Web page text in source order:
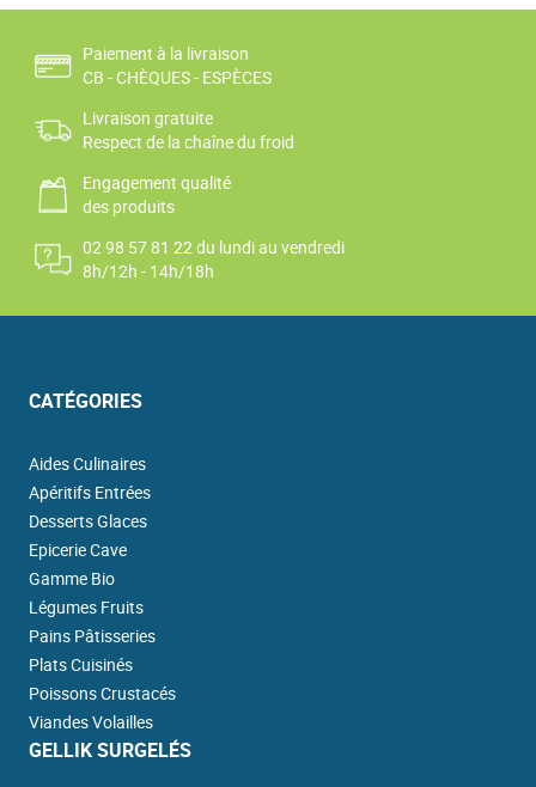
Paiement à la livraison
CB - CHÈQUES - ESPÈCES
Livraison gratuite
Respect de la chaîne du froid
Engagement qualité
des produits
02 98 57 81 22 du lundi au vendredi
8h/12h - 14h/18h
CATÉGORIES
Aides Culinaires
Apéritifs Entrées
Desserts Glaces
Epicerie Cave
Gamme Bio
Légumes Fruits
Pains Pâtisseries
Plats Cuisinés
Poissons Crustacés
Viandes Volailles
GELLIK SURGELÉS